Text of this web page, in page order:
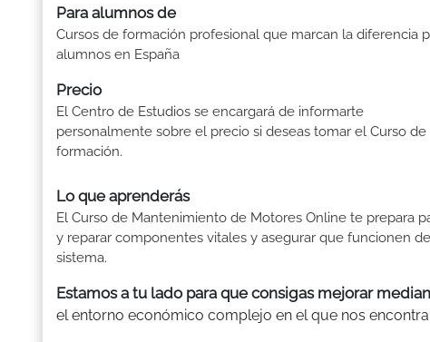
Para alumnos de
Cursos de formación profesional que marcan la diferencia
alumnos en España
Precio
El Centro de Estudios se encargará de informarte
personalmente sobre el precio si deseas tomar el Curso de
formación.
Lo que aprenderás
El Curso de Mantenimiento de Motores Online te prepara
y reparar componentes vitales y asegurar que funcionen
sistema.
Estamos a tu lado para que consigas mejorar
el entorno económico complejo en el que nos